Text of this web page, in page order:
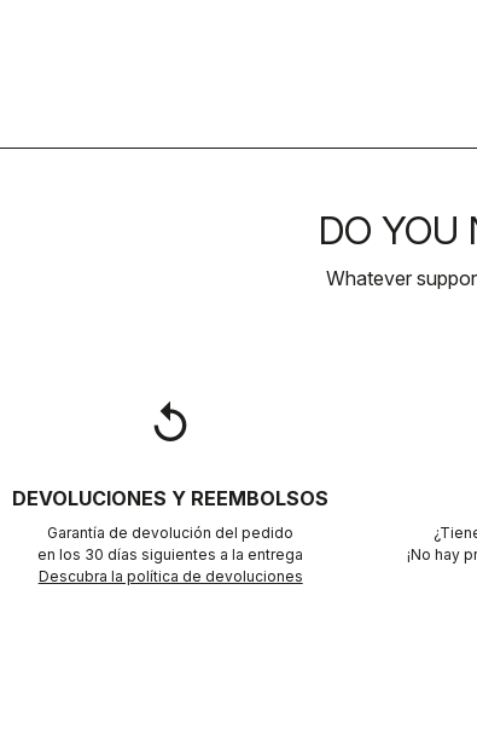
DO YOU
Whatever
replay
DEVOLUCIONES Y REEMBOLSOS
Garantía de devolución del pedido
en los 30 días siguientes a la entrega
Descubra la política de devoluciones
¡No hay